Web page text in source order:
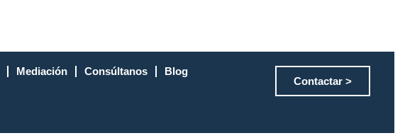
Mediación Consúltanos
Blog
Contactar >